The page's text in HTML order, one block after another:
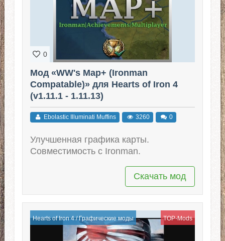
0
Мод «WW's Map+ (Ironman
Compatable)» для Hearts of Iron 4
(v1.11.1 - 1.11.13)
Ebolastic Illuminati Muffins 3260 0
Улучшенная графика карты.
Совместимость с Ironman.
Скачать мод
Hearts of Iron 4/Графические моды TOP-Mods